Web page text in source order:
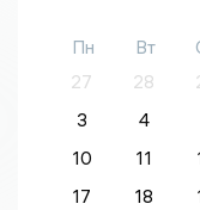
Пн Вт
27
28
3
4
10
11
17
18